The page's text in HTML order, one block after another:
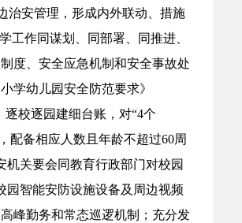
治安管理，形成内外联动、措施
工作同谋划、同部署、同推进、
度、安全应急机制和安全事故处
学幼儿园安全防范要求》
逐校逐园建细台账，对“4个
配备相应人数且年龄不超过60周
关要会同教育行政部门对校园
园智能安防设施设备及周边视频
峰勤务和常态巡逻机制；充分发